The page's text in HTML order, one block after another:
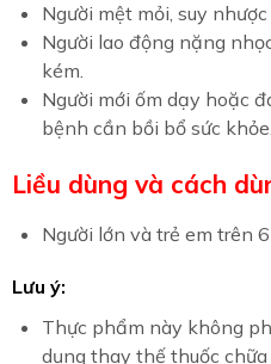
Người mệt mỏi, suy
Người lao động nặng
kém.
Người mới ốm dạy hoặc
bệnh cần bồi bổ sức khỏe.
Liều dùng và cách
Người lớn và trẻ em trên
Lưu ý:
Thực phẩm này không
dụng thay thế thuốc chữa